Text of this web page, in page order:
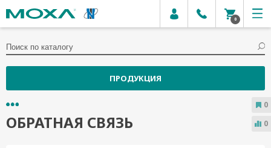
0
ПРОДУКЦИЯ
ОБРАТНАЯ СВЯЗЬ
0
0